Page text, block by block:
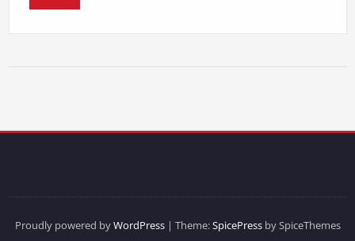
Proudly powered byWordPress| Theme:SpicePressby SpiceThemes